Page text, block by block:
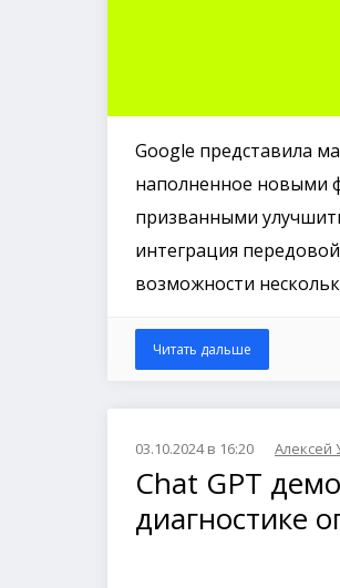
Google представила
наполненное новыми
призванными
интеграция
возможности
Читать дальше
03.10.2024 в 16:20 Алексей
Chat GPT
диагностике